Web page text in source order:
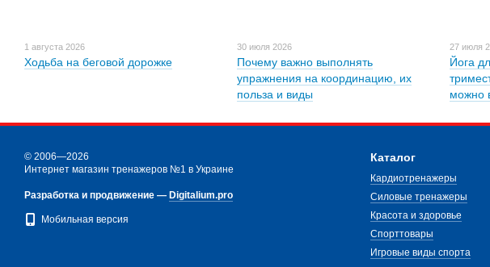
1 августа 2026
Ходьба на беговой дорожке
30 июля 2026
Почему важно выполнять
упражнения на координацию, их
польза и виды
27 июля
Йога
можно
© 2006—2026
Интернет магазин тренажеров №1 в Украине
Разработка и продвижение — Digitalium.pro
Мобильная версия
Каталог
Кардиотренажеры
Силовые тренажеры
Красота и здоровье
Спорттовары
Игровые виды спорта